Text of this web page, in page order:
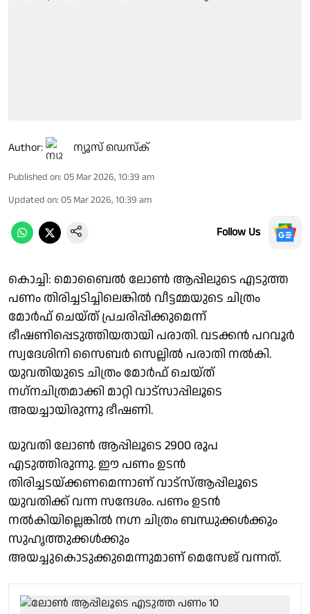
Author: ന്യൂസ് ഡെസ്ക്
Published on: 05 Mar 2026, 10:39 am
Updated on: 05 Mar 2026, 10:39 am
Follow Us
കൊച്ചി: മൊബൈല്‍ ലോണ്‍ ആപ്പിലുടെ എടുത്ത
പണം തിരിച്ചടിച്ചിലെങ്കില്‍ വീട്ടമ്മയുടെ ചിത്രം
മോര്‍ഫ് ചെയ്ത് പ്രചരിപ്പിക്കുമെന്ന്
ഭീഷണിപ്പെടുത്തിയതായി പരാതി. വടക്കന്‍ പറവൂര്‍
സ്വദേശിനി സൈബര്‍ സെല്ലില്‍ പരാതി നല്‍കി.
യുവതിയുടെ ചിത്രം മോര്‍ഫ് ചെയ്ത്
നഗ്‌നചിത്രമാക്കി മാറ്റി വാട്‌സാപ്പിലൂടെ
അയച്ചായിരുന്നു ഭീഷണി.
യുവതി ലോണ്‍ ആപ്പിലൂടെ 2900 രൂപ
എടുത്തിരുന്നു. ഈ പണം ഉടന്‍
തിരിച്ചടയ്ക്കണമെന്നാണ് വാട്‌സ്ആപ്പിലൂടെ
യുവതിക്ക് വന്ന സന്ദേശം. പണം ഉടന്‍
നല്‍കിയില്ലെങ്കില്‍ നഗ്ന ചിത്രം ബന്ധുക്കള്‍ക്കും
സുഹൃത്തുക്കള്‍ക്കും
അയച്ചുകൊടുക്കുമെന്നുമാണ് മെസേജ് വന്നത്.